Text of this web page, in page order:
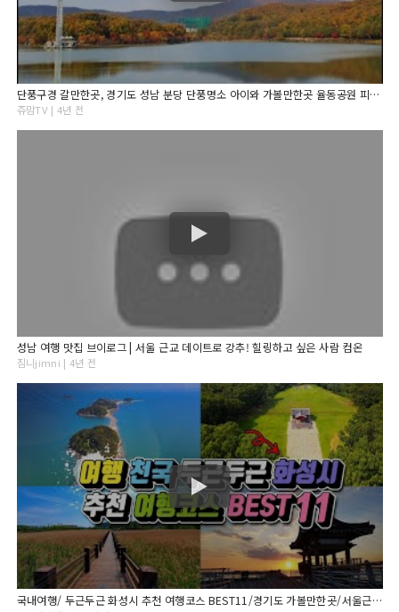
단풍구경 갈만한곳, 경기도 성남 분당 단풍명소 아이와 가볼만한곳 율동공원 피크닉
쥬맘TV | 4년 전
성남 여행 맛집 브이로그 | 서울 근교 데이트로 강추! 힐링하고 싶은 사람 컴온
짐니jimni | 4년 전
국내여행/ 두근두근 화성시 추천 여행코스 BEST11/경기도 가볼만한곳/서울근교 가볼만한곳/ 8월추천여행지 /9월추천여행지/당일치기 국내여행